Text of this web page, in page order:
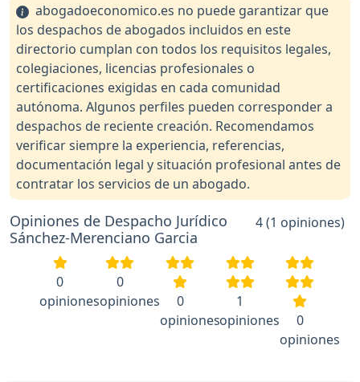
abogadoeconomico.es no puede garantizar que
los despachos de abogados incluidos en este
directorio cumplan con todos los requisitos legales,
colegiaciones, licencias profesionales o
certificaciones exigidas en cada comunidad
autónoma. Algunos perfiles pueden corresponder a
despachos de reciente creación. Recomendamos
verificar siempre la experiencia, referencias,
documentación legal y situación profesional antes de
contratar los servicios de un abogado.
Opiniones de Despacho Jurídico
Sánchez-Merenciano Garcia
4 (1 opiniones)
0
opiniones
0
opiniones
0
opiniones
1
opiniones
0
opiniones